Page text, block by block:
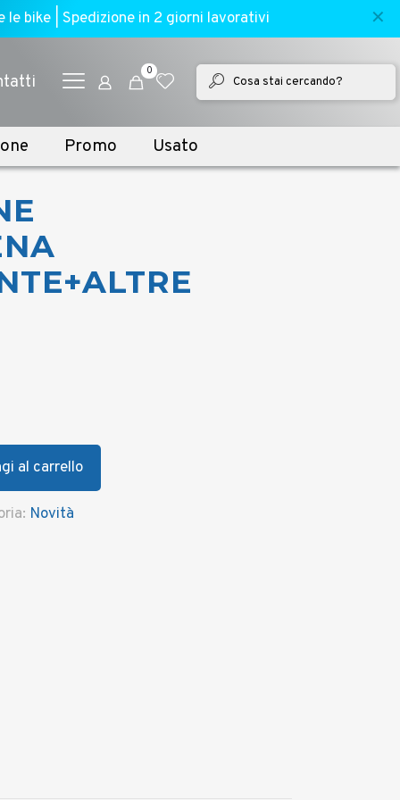
bike | Spedizione in 2 giorni lavorativi ✕
0
Promo Usato
al carrello
Novità